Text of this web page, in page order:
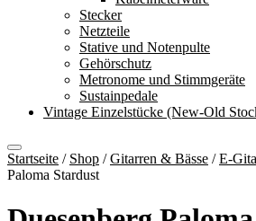
Stecker
Netzteile
Stative und Notenpulte
Gehörschutz
Metronome und Stimmgeräte
Sustainpedale
Vintage Einzelstücke (New-Old
Startseite / Shop /Gitarren & Bässe /E-
Paloma Stardust